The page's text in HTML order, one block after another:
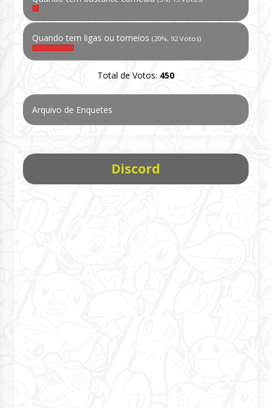
Quando tem ligas ou torneios (20%, 92 Votos)
Total de Votos: 450
Arquivo de Enquetes
Discord